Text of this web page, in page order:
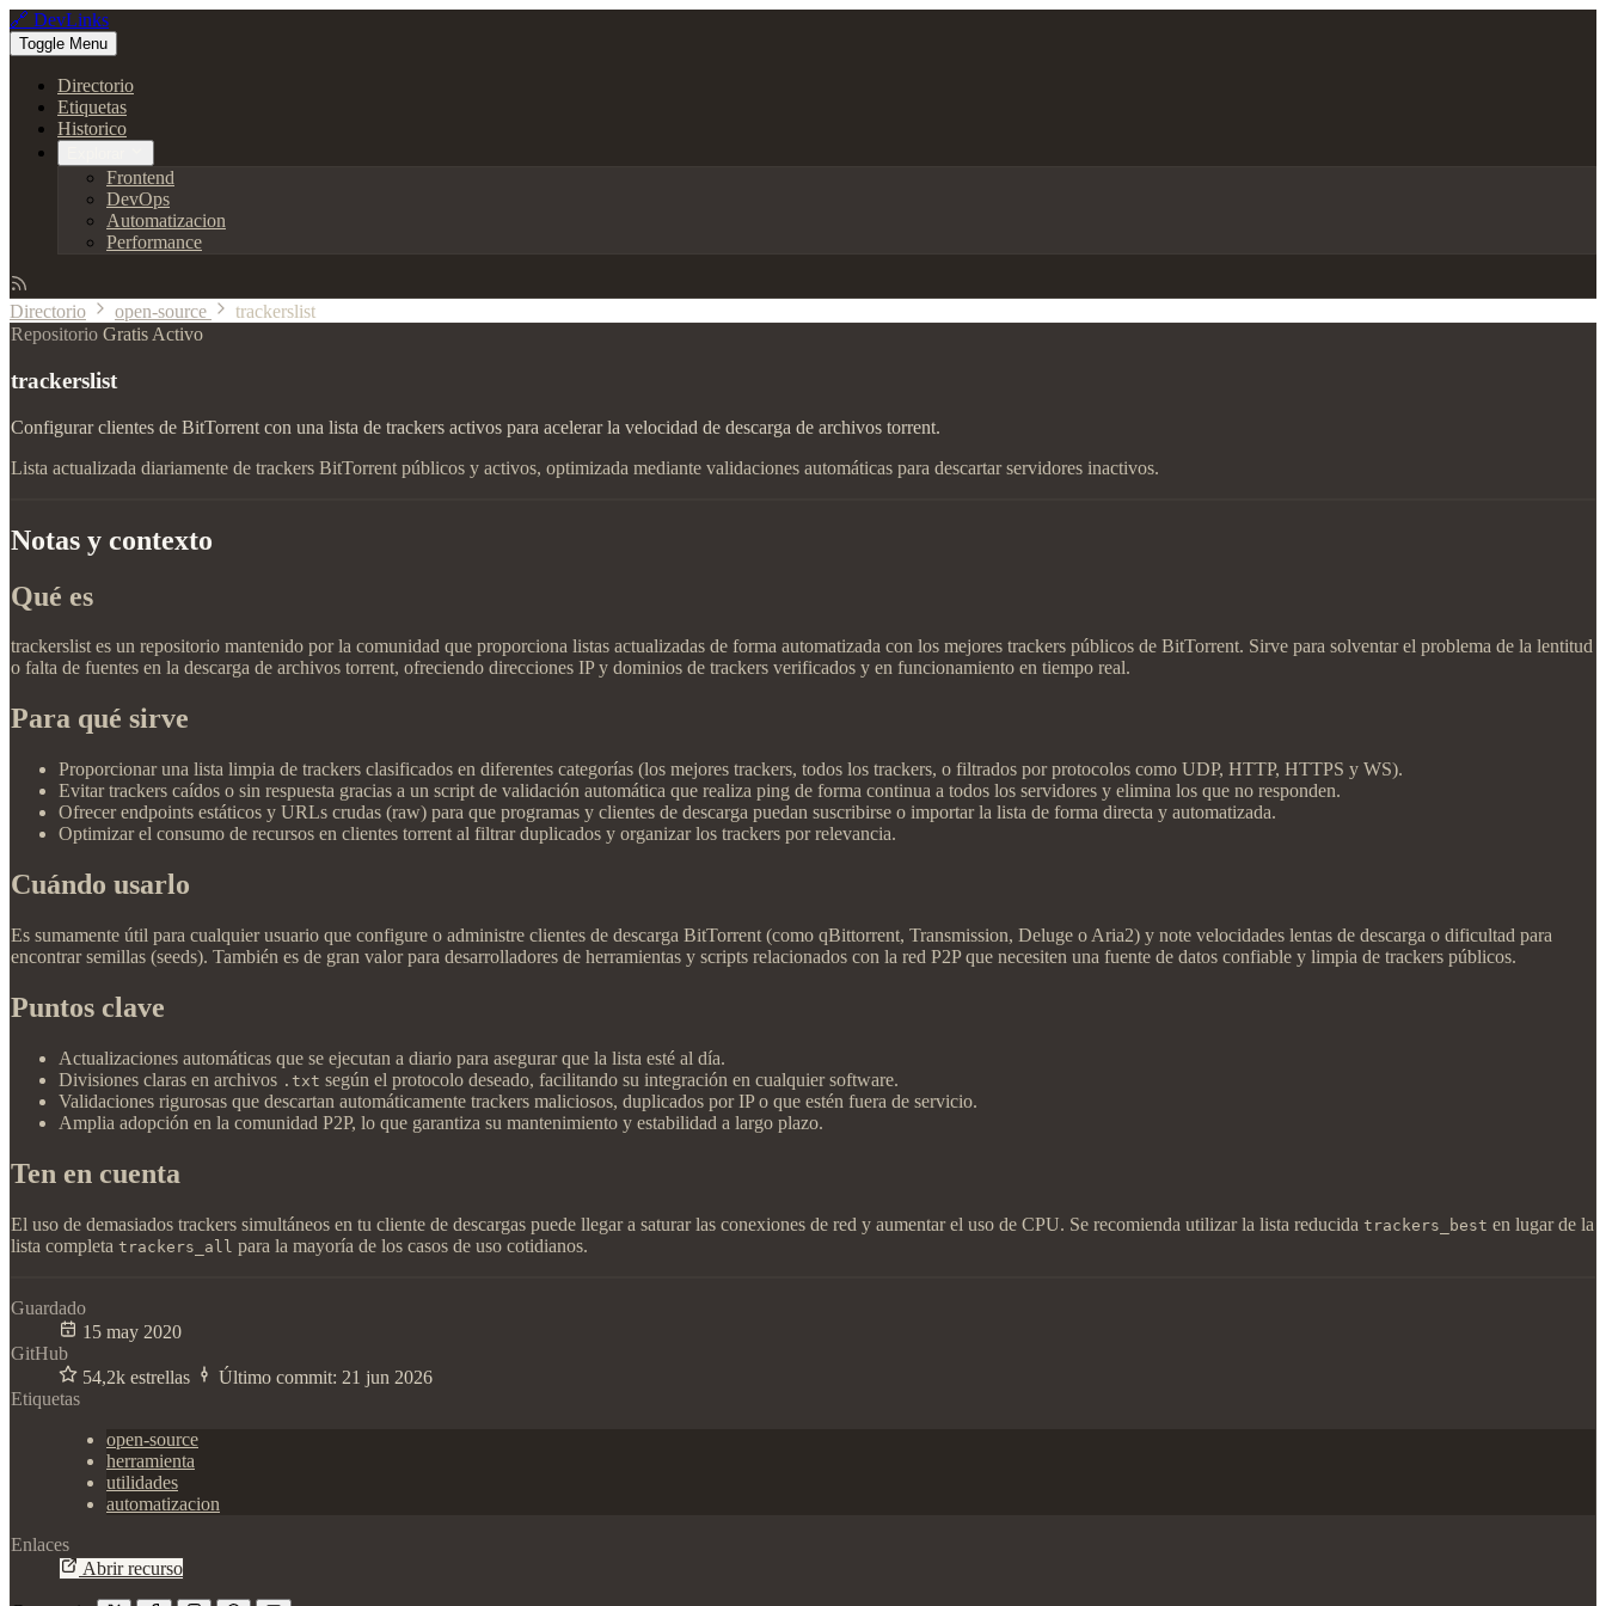
🔗 DevLinks
Toggle Menu
Directorio
Etiquetas
Historico
Frontend
DevOps
Automatizacion
Performance
Directorio open-source
trackerslist
Repositorio Gratis Activo
trackerslist
Configurar clientes de BitTorrent con una lista de trackers activos para acelerar la velocidad de descarga de archivos torrent.
Lista actualizada diariamente de trackers BitTorrent públicos y activos, optimizada mediante validaciones automáticas para descartar servidores inactivos.
Notas y contexto
Qué es
trackerslist es un repositorio mantenido por la comunidad que proporciona listas actualizadas de forma automatizada con los mejores trackers públicos de BitTorrent. Sirve para solventar el problema de la lentitud
o falta de fuentes en la descarga de archivos torrent, ofreciendo direcciones IP y dominios de trackers verificados y en funcionamiento en tiempo real.
Para qué sirve
Proporcionar una lista limpia de trackers clasificados en diferentes categorías (los mejores trackers, todos los trackers, o filtrados por protocolos como UDP, HTTP, HTTPS y WS).
Evitar trackers caídos o sin respuesta gracias a un script de validación automática que realiza ping de forma continua a todos los servidores y elimina los que no responden.
Ofrecer endpoints estáticos y URLs crudas (raw) para que programas y clientes de descarga puedan suscribirse o importar la lista de forma directa y automatizada.
Optimizar el consumo de recursos en clientes torrent al filtrar duplicados y organizar los trackers por relevancia.
Cuándo usarlo
Es sumamente útil para cualquier usuario que configure o administre clientes de descarga BitTorrent (como qBittorrent, Transmission, Deluge o Aria2) y note velocidades lentas de descarga o dificultad para
encontrar semillas (seeds). También es de gran valor para desarrolladores de herramientas y scripts relacionados con la red P2P que necesiten una fuente de datos confiable y limpia de trackers públicos.
Puntos clave
Actualizaciones automáticas que se ejecutan a diario para asegurar que la lista esté al día.
Divisiones claras en archivos .txt según el protocolo deseado, facilitando su integración en cualquier software.
Validaciones rigurosas que descartan automáticamente trackers maliciosos, duplicados por IP o que estén fuera de servicio.
Amplia adopción en la comunidad P2P, lo que garantiza su mantenimiento y estabilidad a largo plazo.
Ten en cuenta
El uso de demasiados trackers simultáneos en tu cliente de descargas puede llegar a saturar las conexiones de red y aumentar el uso de CPU. Se recomienda utilizar la lista reducida trackers_best en lugar de la
lista completa trackers_all para la mayoría de los casos de uso cotidianos.
Guardado
15 may 2020
GitHub
54,2k estrellas
Último commit: 21 jun 2026
Etiquetas
open-source
herramienta
utilidades
automatizacion
Enlaces
Abrir recurso